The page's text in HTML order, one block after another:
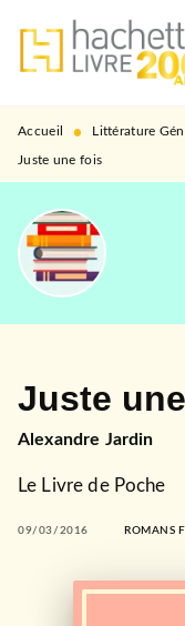
MENU
PIED DE PAGE
Accueil • Littérature
Juste une fois
Juste
Alexandre Jardin
Le Livre de Poche
09/03/2016 ROMANS